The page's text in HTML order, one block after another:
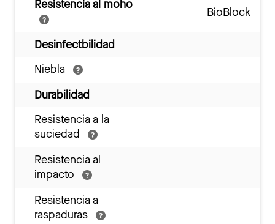
Resistencia al moho
BioBlock
Desinfectbilidad
Niebla
Durabilidad
Resistencia a la
suciedad
Resistencia al
impacto
Resistencia a
raspaduras